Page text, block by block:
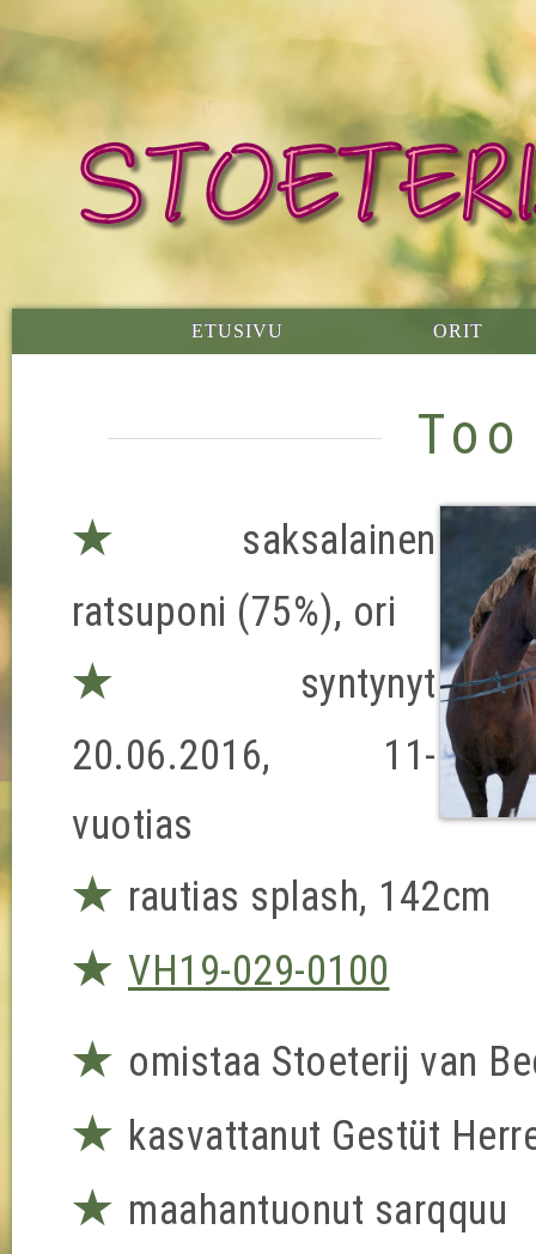
ETUSIVU ORIT
★
saksalainen
ratsuponi (75%), ori
★
syntynyt
20.06.2016, 11-
vuotias
★ rautias splash, 142cm
★ VH19-029-0100
★ omistaa Stoeterij van
★ kasvattanut Gestüt
★ maahantuonut sarqquu